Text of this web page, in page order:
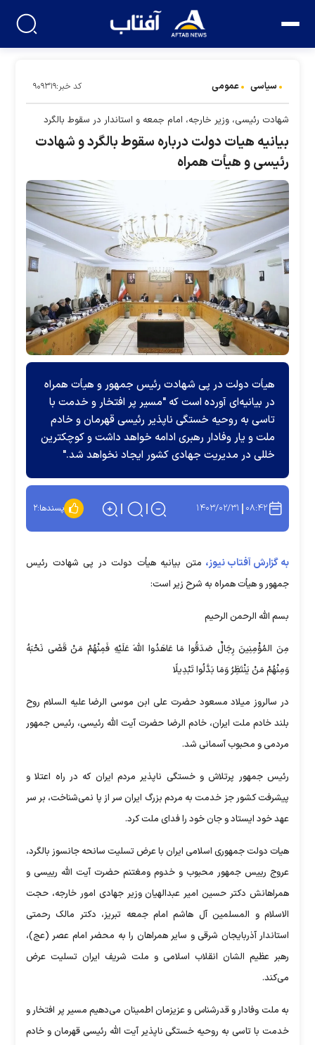
سیاسی عمومی کد خبر:۹۰۹۳۱۹
شهادت رئیسی، وزیر خارجه، امام جمعه و استاندار در سقوط بالگرد
بیانیه هیات دولت درباره سقوط بالگرد و شهادت
رئیسی و هیأت همراه
هیأت دولت در پی شهادت رئیس جمهور و هیأت همراه
در بیانیه‌ای آورده است که "مسیر پر افتخار و خدمت با
تاسی به روحیه خستگی ناپذیر رئیسی قهرمان و خادم
ملت و یار وفادار رهبری ادامه خواهد داشت و کوچکترین
خللی در مدیریت جهادی کشور ایجاد نخواهد شد."
۰۸:۴۲ ۱۴۰۳/۰۲/۳۱ پسندها:۲
به گزارش آفتاب نیوز، متن بیانیه هیأت دولت در پی شهادت رئیس
جمهور و هیأت همراه به شرح زیر است:
بسم الله الرحمن الرحیم
مِنَ المُؤْمِنِینَ رِجَالٌ صَدَقُوا مَا عَاهَدُوا اللهَ عَلَیْهِ فَمِنْهُمْ مَنْ قَضَی نَحْبَهُ
وَمِنْهُمْ مَنْ یَنْتَظِرُ وَمَا بَدَّلُوا تَبْدِیلًا
در سالروز میلاد مسعود حضرت علی ابن موسی الرضا علیه السلام روح
بلند خادم ملت ایران، خادم الرضا حضرت آیت الله رئیسی، رئیس جمهور
مردمی و محبوب آسمانی شد.
رئیس جمهور پرتلاش و خستگی ناپذیر مردم ایران که در راه اعتلا و
پیشرفت کشور جز خدمت به مردم بزرگ ایران سر از پا نمی‌شناخت، بر سر
عهد خود ایستاد و جان خود را فدای ملت کرد.
هیات دولت جمهوری اسلامی ایران با عرض تسلیت سانحه جانسوز بالگرد،
عروج رییس جمهور محبوب و خدوم ومغتنم حضرت آیت الله رییسی و
همراهانش دکتر حسین امیر عبدالهیان وزیر جهادی امور خارجه، حجت
الاسلام و المسلمین آل هاشم امام جمعه تبریز، دکتر مالک رحمتی
استاندار آذربایجان شرقی و سایر همراهان را به محضر امام عصر (عج)،
رهبر عظیم الشان انقلاب اسلامی و ملت شریف ایران تسلیت عرض
می‌کند.
به ملت وفادار و قدرشناس و عزیزمان اطمینان می‌دهیم مسیر پر افتخار و
خدمت با تاسی به روحیه خستگی ناپذیر آیت الله رئیسی قهرمان و خادم